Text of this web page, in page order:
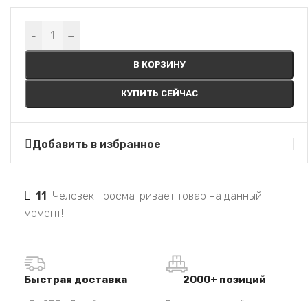
- +
В КОРЗИНУ
КУПИТЬ СЕЙЧАС
Alternative:
Добавить в избранное
11
Человек просматривает товар на данный
момент!
Быстрая доставка 2000+ позиций